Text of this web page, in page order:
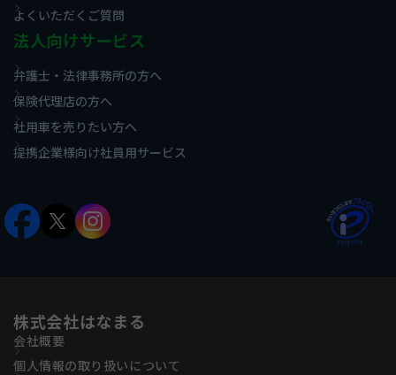
よくいただくご質問
法人向けサービス
弁護士・法律事務所の方へ
保険代理店の方へ
社用車を売りたい方へ
提携企業様向け社員用サービス
株式会社はなまる
会社概要
個人情報の取り扱いについて